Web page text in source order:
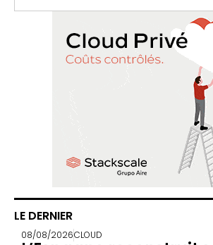
LE DERNIER
08/08/2026CLOUD